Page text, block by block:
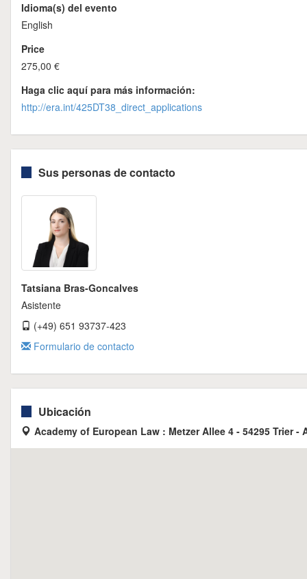
Idioma(s) del evento
English
Price
275,00 €
Haga clic aquí para más información:
http://era.int/425DT38_direct_applications
Sus personas de contacto
Tatsiana Bras-Goncalves
Asistente
(+49) 651 93737-423
Formulario de contacto
Ubicación
Academy of European Law : Metzer Allee 4 - 54295 Trier -